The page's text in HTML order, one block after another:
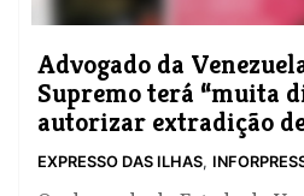
Advogado da
Supremo terá “muita
autorizar extradição
EXPRESSO DAS ILHAS,